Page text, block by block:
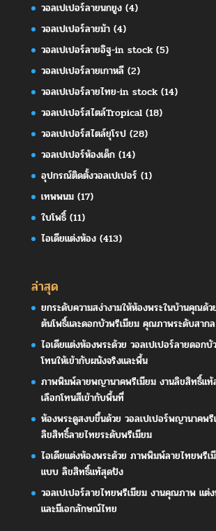
วอลเปเปอร์ลายนกยูง(4)
วอลเปเปอร์ลายม้า(4)
วอลเปเปอร์ลายอิฐ-in stock(5)
วอลเปเปอร์ลายเกาหลี(2)
วอลเปเปอร์ลายไทย-in stock(14)
วอลเปเปอร์สไตล์Tropical(18)
วอลเปเปอร์สไตล์ยุโรป(28)
วอลเปเปอร์ห้องเด็ก(14)
อุปกรณ์ติดตั้งวอลเปเปอร์ (1)
เทพพนม(17)
ใบโพธิ์(11)
ไอเดียแต่งห้อง(413)
ล่าสุด
ยกระดับความสง่างามให้ห้องพระในบ้านคุณด้
ต้นโพธิ์และดอกบัวพรีเมียม คุณภาพระดับสากล
ไอเดียแต่งห้องพระด้วย วอลเปเปอร์ลายดอกบั
โทนให้เข้ากับผนังจริงและพื้น
ภาพพิมพ์ลายพญานาคพรีเมียม งานลิขสิทธิ์แท้
เลือกโทนสีเข้ากับพื้นที่
ห้องพระดูสงบขึ้นด้วย วอลเปเปอร์พญานาคพ
ลิขสิทธิ์ลายไทยระดับพรีเมียม
ไอเดียแต่งห้องพระด้วย ภาพพิมพ์ลายไทยพรี
แบบ ลิขสิทธิ์แท้สุดปัง
วอลเปเปอร์ลายไทยพรีเมียม งานคุณภาพ แต่
และมีเอกลักษณ์ไทย